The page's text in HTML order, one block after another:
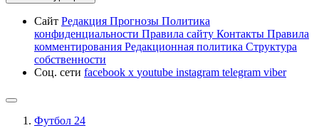
Сайт Редакция Прогнозы Политика
конфиденциальности Правила сайту Контакты Правила
комментирования Редакционная политика Структура
собственности
Соц. сети facebook x youtube instagram telegram viber
Футбол 24